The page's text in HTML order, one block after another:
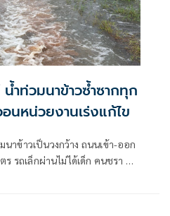
ำท่วมนาข้าวซ้ำซากทุก
นหน่วยงานเร่งแก้ไข
าข้าวเป็นวงกว้าง ถนนเข้า-ออก
รถเล็กผ่านไม่ได้เด็ก คนชรา ผู้